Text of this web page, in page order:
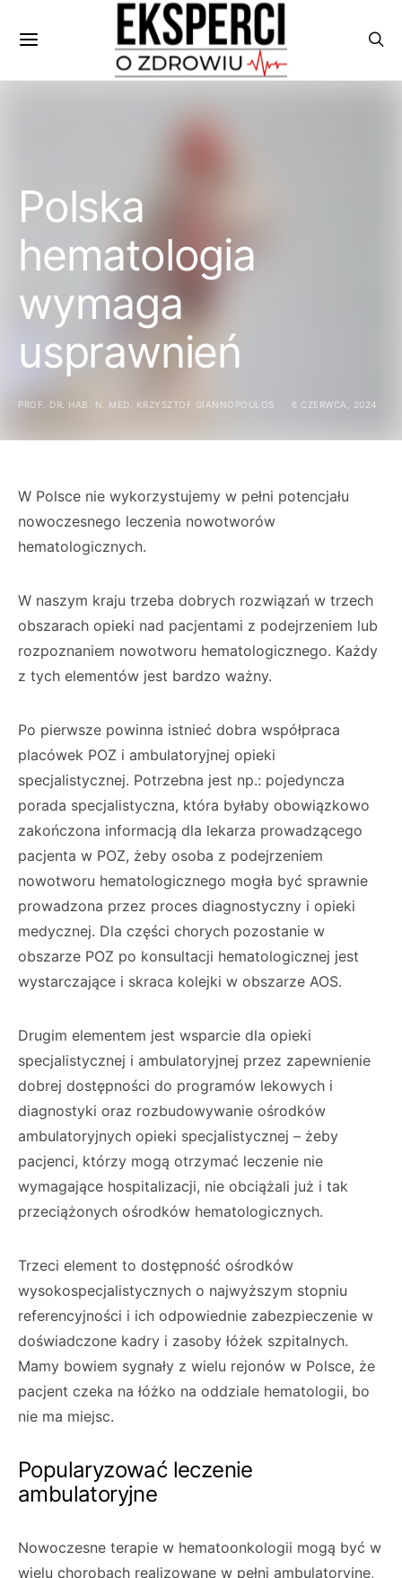
Polska
hematologia
wymaga
usprawnień
PROF. DR. HAB. N. MED. KRZYSZTOF GIANNOPOULOS 6 CZERWCA, 2024
W Polsce nie wykorzystujemy w pełni potencjału
nowoczesnego leczenia nowotworów
hematologicznych.
W naszym kraju trzeba dobrych rozwiązań w trzech
obszarach opieki nad pacjentami z podejrzeniem lub
rozpoznaniem nowotworu hematologicznego. Każdy
z tych elementów jest bardzo ważny.
Po pierwsze powinna istnieć dobra współpraca
placówek POZ i ambulatoryjnej opieki
specjalistycznej. Potrzebna jest np.: pojedyncza
porada specjalistyczna, która byłaby obowiązkowo
zakończona informacją dla lekarza prowadzącego
pacjenta w POZ, żeby osoba z podejrzeniem
nowotworu hematologicznego mogła być sprawnie
prowadzona przez proces diagnostyczny i opieki
medycznej. Dla części chorych pozostanie w
obszarze POZ po konsultacji hematologicznej jest
wystarczające i skraca kolejki w obszarze AOS.
Drugim elementem jest wsparcie dla opieki
specjalistycznej i ambulatoryjnej przez zapewnienie
dobrej dostępności do programów lekowych i
diagnostyki oraz rozbudowywanie ośrodków
ambulatoryjnych opieki specjalistycznej – żeby
pacjenci, którzy mogą otrzymać leczenie nie
wymagające hospitalizacji, nie obciążali już i tak
przeciążonych ośrodków hematologicznych.
Trzeci element to dostępność ośrodków
wysokospecjalistycznych o najwyższym stopniu
referencyjności i ich odpowiednie zabezpieczenie w
doświadczone kadry i zasoby łóżek szpitalnych.
Mamy bowiem sygnały z wielu rejonów w Polsce, że
pacjent czeka na łóżko na oddziale hematologii, bo
nie ma miejsc.
Popularyzować leczenie
ambulatoryjne
Nowoczesne terapie w hematoonkologii mogą być w
wielu chorobach realizowane w pełni ambulatoryjne,